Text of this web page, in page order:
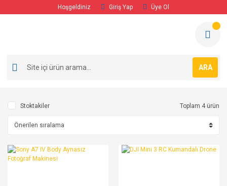
Hoşgeldiniz Giriş Yap Üye Ol
ARA
Stoktakiler Toplam 4 ürün